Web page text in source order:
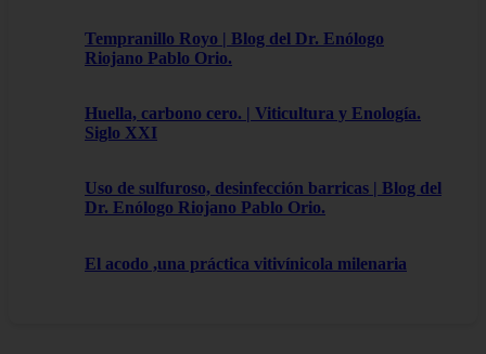
Tempranillo Royo | Blog del Dr. Enólogo
Riojano Pablo Orio.
Huella, carbono cero. | Viticultura y Enología.
Siglo XXI
Uso de sulfuroso, desinfección barricas | Blog del
Dr. Enólogo Riojano Pablo Orio.
El acodo ,una práctica vitivínicola milenaria